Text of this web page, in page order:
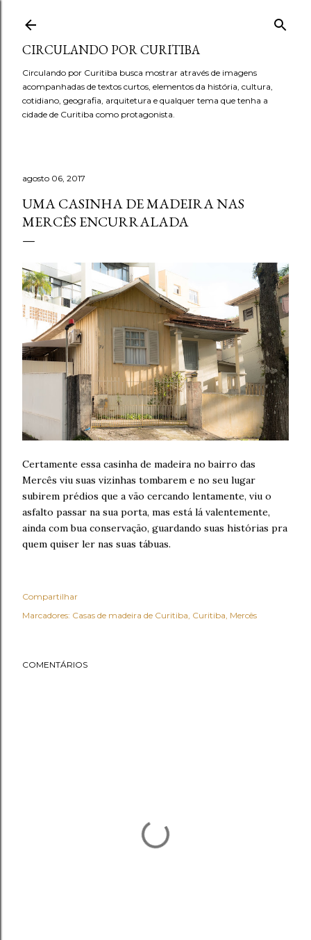
CIRCULANDO POR CURITIBA
Circulando por Curitiba busca mostrar através de imagens
acompanhadas de textos curtos, elementos da história, cultura,
cotidiano, geografia, arquitetura e qualquer tema que tenha a
cidade de Curitiba como protagonista.
agosto 06, 2017
UMA CASINHA DE MADEIRA NAS
MERCÊS ENCURRALADA
Certamente essa casinha de madeira no bairro das
Mercês viu suas vizinhas tombarem e no seu lugar
subirem prédios que a vão cercando lentamente, viu o
asfalto passar na sua porta, mas está lá valentemente,
ainda com bua conservação, guardando suas histórias pra
quem quiser ler nas suas tábuas.
Compartilhar
Marcadores: Casas de madeira de Curitiba Curitiba Mercês
COMENTÁRIOS